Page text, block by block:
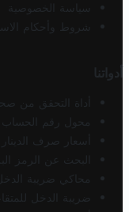
سياسة الخصوصية
شروط وأحكام
أدواتنا
أداة التحقق من
محول رقم الحساب
أسعار صرف
البحث عن الرمز
محاكي ضريبة
ضريبة الدخل